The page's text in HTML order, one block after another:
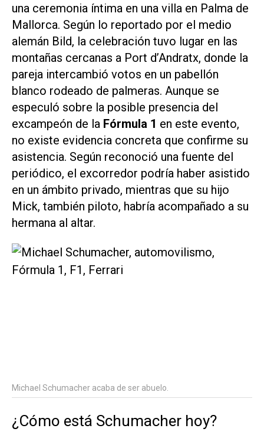
una ceremonia íntima en una villa en Palma de
Mallorca. Según lo reportado por el medio
alemán Bild, la celebración tuvo lugar en las
montañas cercanas a Port d’Andratx, donde la
pareja intercambió votos en un pabellón
blanco rodeado de palmeras. Aunque se
especuló sobre la posible presencia del
excampeón de la Fórmula 1 en este evento,
no existe evidencia concreta que confirme su
asistencia. Según reconoció una fuente del
periódico, el excorredor podría haber asistido
en un ámbito privado, mientras que su hijo
Mick, también piloto, habría acompañado a su
hermana al altar.
Michael Schumacher acaba de ser abuelo.
¿Cómo está Schumacher hoy?